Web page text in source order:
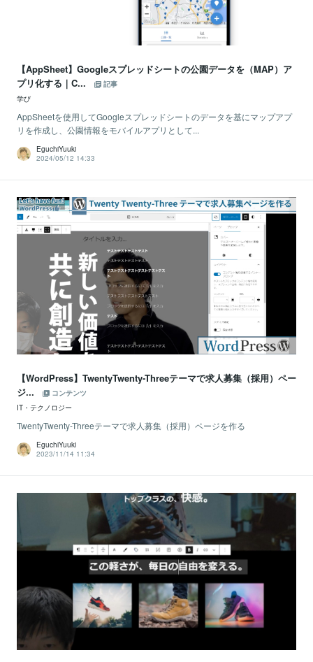
【AppSheet】Googleスプレッドシートの公園データを（MAP）ア
プリ化する｜C...
記事
学び
AppSheetを使用してGoogleスプレッドシートのデータを基にマップアプ
リを作成し、公園情報をモバイルアプリとして...
EguchiYuuki
2024/05/12 14:33
【WordPress】TwentyTwenty-Threeテーマで求人募集（採用）ペー
ジ...
コンテンツ
IT・テクノロジー
TwentyTwenty-Threeテーマで求人募集（採用）ページを作る
EguchiYuuki
2023/11/14 11:34